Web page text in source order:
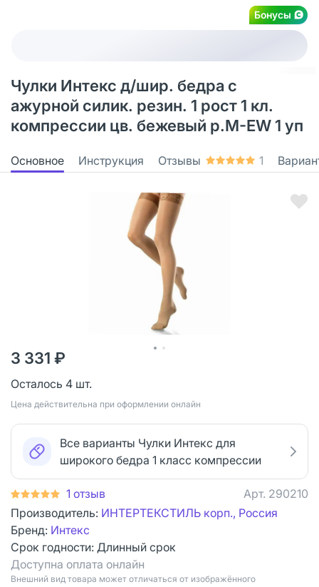
Бонусы
Чулки Интекс д/шир. бедра с
ажурной силик. резин. 1 рост 1 кл.
компрессии цв. бежевый р.M-EW 1 уп
Основное Инструкция Отзывы 1
3 331 ₽
Осталось 4 шт.
Цена действительна при оформлении онлайн
Все варианты Чулки Интекс для
широкого бедра 1 класс компрессии
1 отзыв Арт. 290210
Производитель: ИНТЕРТЕКСТИЛЬ корп., Россия
Бренд: Интекс
Срок годности: Длинный срок
Доступна оплата онлайн
Bнешний вид товара может отличаться от изображённого